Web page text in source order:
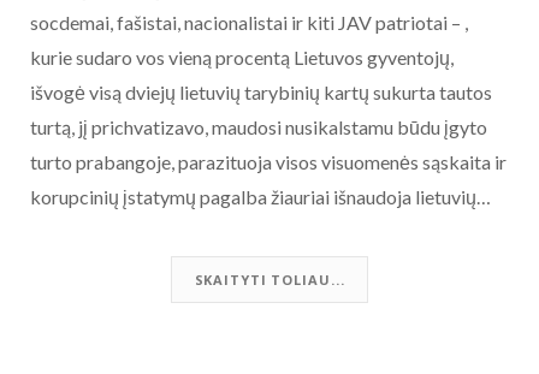
socdemai, fašistai, nacionalistai ir kiti JAV patriotai – ,
kurie sudaro vos vieną procentą Lietuvos gyventojų,
išvogė visą dviejų lietuvių tarybinių kartų sukurta tautos
turtą, jį prichvatizavo, maudosi nusikalstamu būdu įgyto
turto prabangoje, parazituoja visos visuomenės sąskaita ir
korupcinių įstatymų pagalba žiauriai išnaudoja lietuvių…
SKAITYTI TOLIAU...